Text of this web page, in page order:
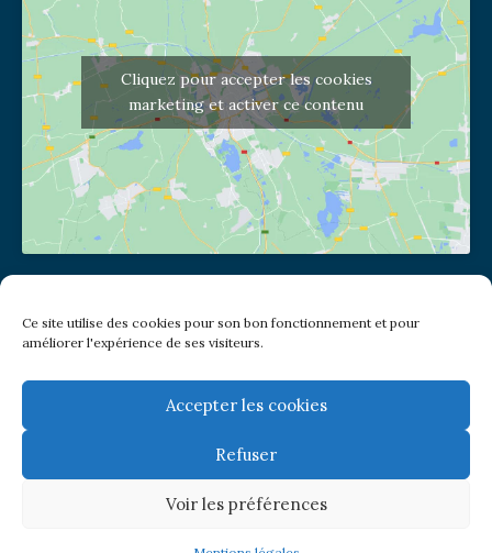
Ce site utilise des cookies pour son bon fonctionnement et pour
améliorer l'expérience de ses visiteurs.
Accepter les cookies
Refuser
Voir les préférences
Cliquez pour accepter les cookies
marketing et activer ce contenu
(pas de courrier à cette adresse)
2 place Jules Joffrin - 75018
Metro: Jules Joffrin ou Simplon
Bus : Mairie du XVIII
Newsletter